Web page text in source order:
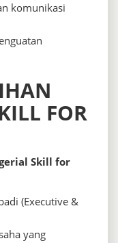
komunikasi
FOR
Skill for
(Executive &
yang